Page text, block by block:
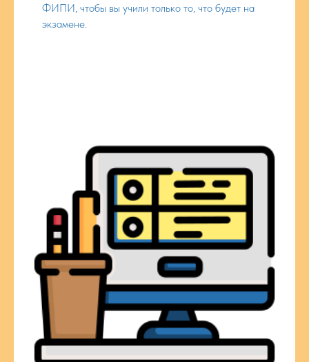
ФИПИ, чтобы вы учили только то, что будет на
экзамене.